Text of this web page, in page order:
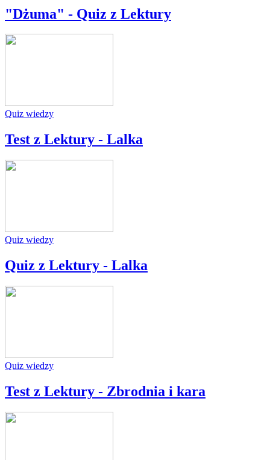
"Dżuma" - Quiz z Lektury
Quiz wiedzy
Test z Lektury - Lalka
Quiz wiedzy
Quiz z Lektury - Lalka
Quiz wiedzy
Test z Lektury - Zbrodnia i kara